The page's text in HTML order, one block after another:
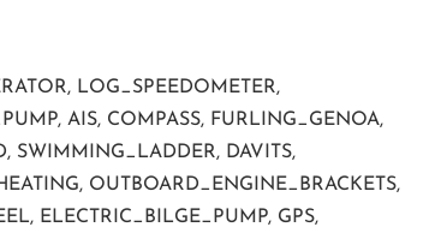
LOG_SPEEDOMETER,
AIS, COMPASS, FURLING_GENOA,
SWIMMING_LADDER, DAVITS,
OUTBOARD_ENGINE_BRACKETS,
ELECTRIC_BILGE_PUMP, GPS,